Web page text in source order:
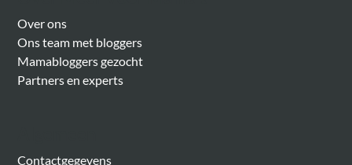
Over ons
Ons team met bloggers
Mamabloggers gezocht
Partners en experts
Contactgegevens